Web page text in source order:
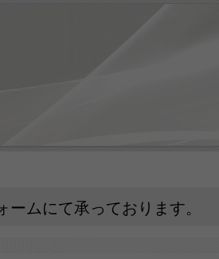
ムにて承っております。